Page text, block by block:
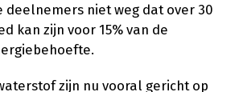
deelnemers niet weg dat over 30
kan zijn voor 15% van de
zijn nu vooral gericht op